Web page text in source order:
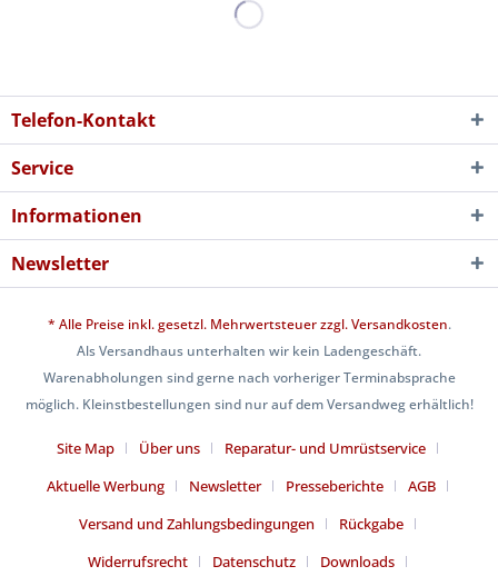
Telefon-Kontakt
Service
Informationen
Newsletter
* Alle Preise inkl. gesetzl. Mehrwertsteuer zzgl.Versandkosten.
Als Versandhaus unterhalten wir kein Ladengeschäft.
Warenabholungen sind gerne nach vorheriger Terminabsprache
möglich. Kleinstbestellungen sind nur auf dem Versandweg erhältlich!
Site Map Über uns
Reparatur- und Umrüstservice
Aktuelle Werbung
Newsletter Presseberichte
AGB
Versand und Zahlungsbedingungen
Rückgabe
Widerrufsrecht
Datenschutz Downloads